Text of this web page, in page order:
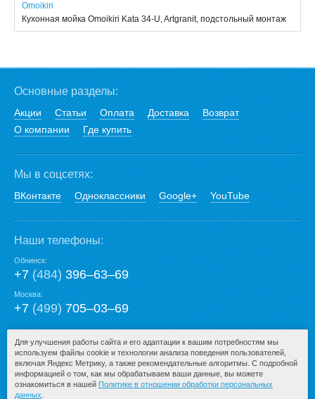
Omoikiri
Кухонная мойка Omoikiri Kata 34-U, Artgranit, подстольный монтаж
Основные разделы:
Акции Статьи Оплата Доставка
Возврат
О компании
Где купить
Мы в соцсетях:
ВКонтакте Одноклассники Google+ YouTube
Наши телефоны:
Обнинск:
+7(484)396‒63‒69
Москва:
+7(499)705‒03‒69
E-mail:
mail@san-premium.ru
Для улучшения работы сайта и его адаптации к вашим потребностям мы
используем файлы cookie и технологии анализа поведения пользователей,
включая Яндекс Метрику, а также рекомендательные алгоритмы. С подробной
информацией о том, как мы обрабатываем ваши данные, вы можете
ознакомиться в нашей Политике в отношении обработки персональных
данных